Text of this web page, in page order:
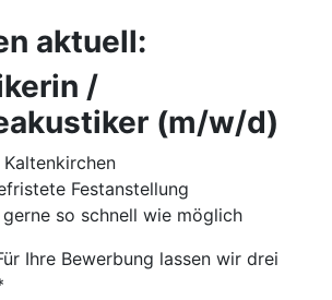
aktuell:
/
(m/w/d)
Festanstellung
gerne so schnell wie möglich
Ihre Bewerbung lassen wir drei